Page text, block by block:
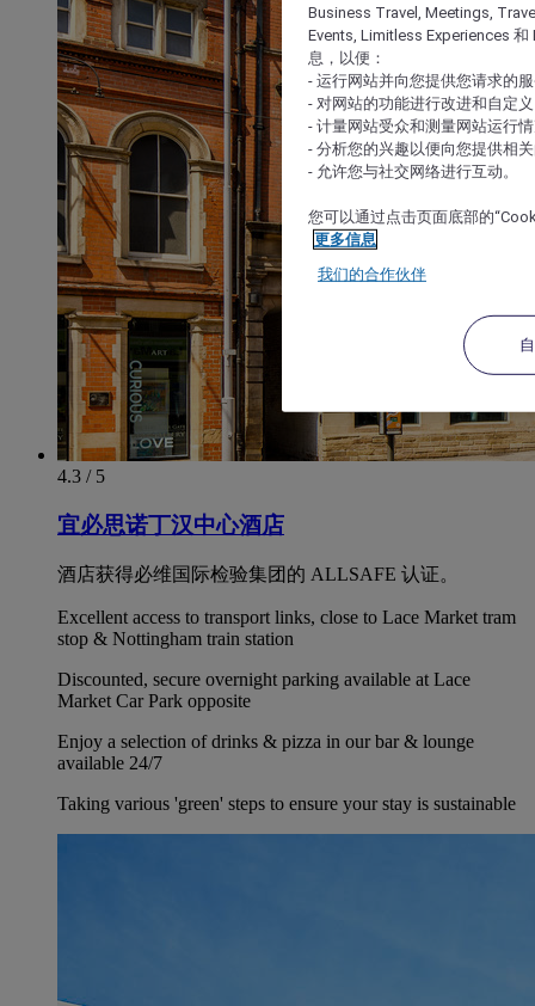
4.3 / 5
宜必思诺丁汉中心酒店
酒店获得必维国际检验集团的 ALLSAFE 认证。
Excellent access to transport links, close to Lace Market tram
stop & Nottingham train station
Discounted, secure overnight parking available at Lace
Market Car Park opposite
Enjoy a selection of drinks & pizza in our bar & lounge
available 24/7
Taking various 'green' steps to ensure your stay is sustainable
Business Travel, Meetings,
Events, Limitless Experiences 和
息，以便：
- 运行网站并向您提供您请求的
- 对网站的功能进行改进和自定义
- 计量网站受众和测量网站运行
- 分析您的兴趣以便向您提供相
- 允许您与社交网络进行互动。
您可以通过点击页面底部的
更多信息
我们的合作伙伴